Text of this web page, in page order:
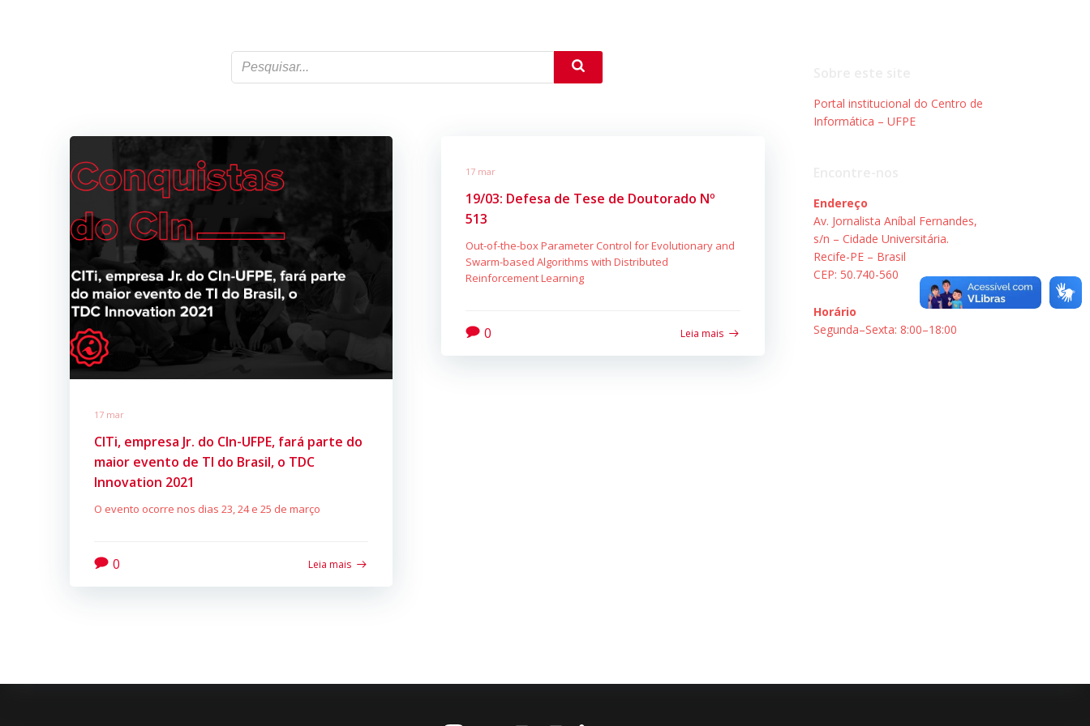
17 mar
CITi, empresa Jr. do CIn-UFPE, fará parte do
maior evento de TI do Brasil, o TDC
Innovation 2021
O evento ocorre nos dias 23, 24 e 25 de março
0 Leia mais
17 mar
19/03: Defesa de Tese de Doutorado Nº
513
Out-of-the-box Parameter Control for Evolutionary and
Swarm-based Algorithms with Distributed
Reinforcement Learning
0 Leia mais
Portal institucional do Centro de
Informática – UFPE
Endereço
Av. Jornalista Aníbal Fernandes,
s/n – Cidade Universitária.
Recife-PE – Brasil
CEP: 50.740-560
Horário
Segunda–Sexta: 8:00–18:00